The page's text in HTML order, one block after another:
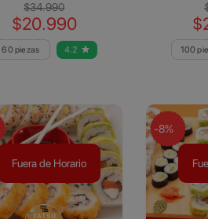
$34.990
$20.990
60 piezas 4.2 100
Fuera de Horario
-8%